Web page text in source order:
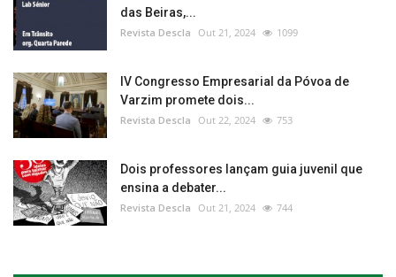
das Beiras,...
Revista Descla Out 21, 2024 1099
IV Congresso Empresarial da Póvoa de
Varzim promete dois...
Revista Descla Out 22, 2024 753
Dois professores lançam guia juvenil que
ensina a debater...
Revista Descla Out 21, 2024 744